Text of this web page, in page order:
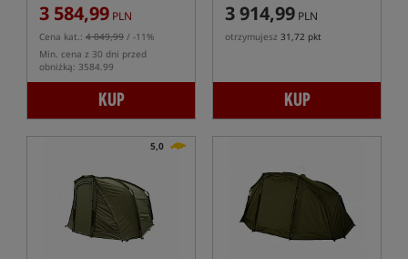
3 584,99 PLN
Cena kat.: 4 049,99 / -11%
Min. cena z 30 dni przed
obniżką: 3584.99
KUP
3 914,99 PLN
otrzymujesz 31,72 pkt
KUP
5,0